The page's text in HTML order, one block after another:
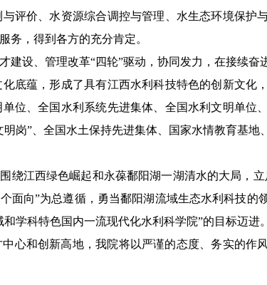
评价、水资源综合调控与管理、水生态环境保护
务，得到各方的充分肯定。
建设、管理改革“四轮”驱动 ， 协同发力， 在接续奋
底蕴，形成了具有江西水利科技特色的创新文化
单位、全国水利系统先进集体、 全国水利文明单位、
明岗” 全国水土保持先进集体、国家水情教育基地
绕江西绿色崛起和永葆鄱阳湖一湖清水的大局，立
个面向”为总遵循，勇当鄱阳湖流域生态水利科技的
和学科特色国内一流现代化水利科学院”的目标迈进。
中心和创新高地，我院将以严谨的态度、务实的作